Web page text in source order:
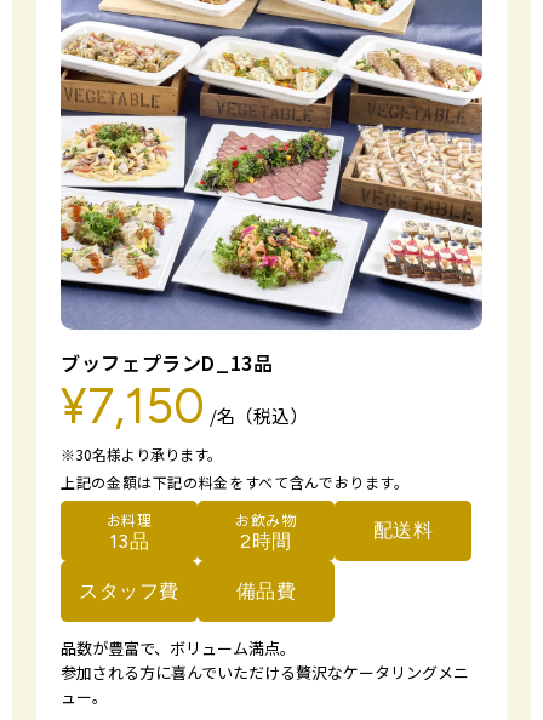
ブッフェプランD_13品
¥7,150 /名（税込）
※30名様より承ります。
上記の金額は下記の料金をすべて含んでおります。
お料理
13品
お飲み物
2時間 配送料
スタッフ費 備品費
品数が豊富で、ボリューム満点。
参加される方に喜んでいただける贅沢なケータリングメニ
ュー。